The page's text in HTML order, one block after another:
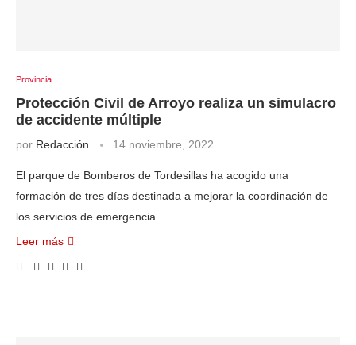
Provincia
Protección Civil de Arroyo realiza un simulacro
de accidente múltiple
por Redacción 14 noviembre, 2022
El parque de Bomberos de Tordesillas ha acogido una
formación de tres días destinada a mejorar la coordinación de
los servicios de emergencia.
Leer más